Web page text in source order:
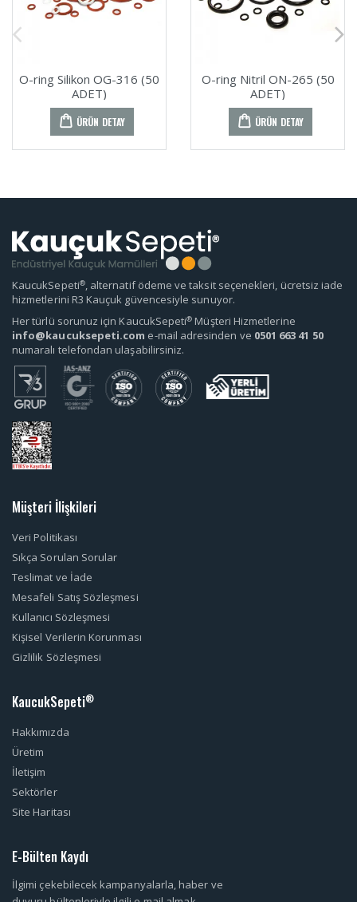
O-ring Silikon OG-316 (50
ADET)
ÜRÜN DETAY
O-ring Nitril ON-265 (50
ADET)
ÜRÜN DETAY
KaucukSepeti®, alternatif ödeme ve taksit seçenekleri, ücretsiz iade
hizmetlerini R3 Kauçuk güvencesiyle sunuyor.
Her türlü sorunuz için KaucukSepeti® Müşteri Hizmetlerine
info@kaucuksepeti.com e-mail adresinden ve 0501 663 41 50
numaralı telefondan ulaşabilirsiniz.
Müşteri İlişkileri
Veri Politikası
Sıkça Sorulan Sorular
Teslimat ve İade
Mesafeli Satış Sözleşmesi
Kullanıcı Sözleşmesi
Kişisel Verilerin Korunması
Gizlilik Sözleşmesi
KaucukSepeti®
Hakkımızda
Üretim
İletişim
Sektörler
Site Haritası
E-Bülten Kaydı
İlgimi çekebilecek kampanyalarla, haber ve